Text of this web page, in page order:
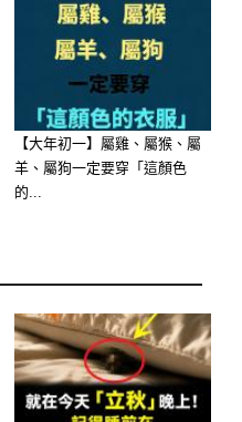
平與平衡的追
做決定。他們往
對方的好，害怕
後悔。
糾纏著要復合，
和了又分」的戲
又無法真的放下，
，讓關係處於一
【大年初一】屬雞、屬猴、屬
羊、屬狗一定要穿「這顏色
的...